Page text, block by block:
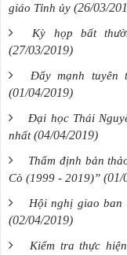
giáo Tỉnh ủy (26/03/
Kỳ họp bất
(27/03/2019)
Đẩy mạnh tuyên
(01/04/2019)
Đại học Thái
nhất (04/04/2019)
Thẩm định bản
Cò (1999 - 2019)” (01/
Hội nghị giao
(02/04/2019)
Kiểm tra thực